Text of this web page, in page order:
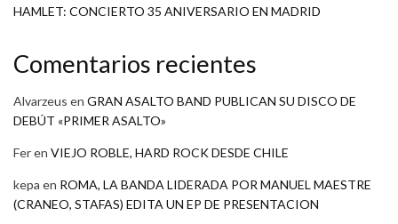
HAMLET: CONCIERTO 35 ANIVERSARIO EN MADRID
Comentarios recientes
Alvarzeus en GRAN ASALTO BAND PUBLICAN SU DISCO DE
DEBÚT «PRIMER ASALTO»
Feren VIEJO ROBLE, HARD ROCK DESDE CHILE
kepa en ROMA, LA BANDA LIDERADA POR MANUEL MAESTRE
(CRANEO, STAFAS) EDITA UN EP DE PRESENTACION